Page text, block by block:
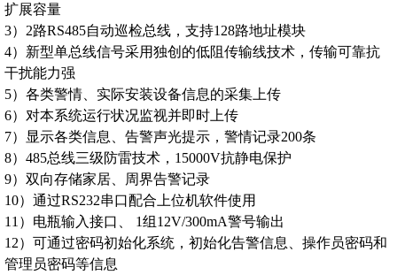
扩展容量
3）2路RS485自动巡检总线，支持128路地址模块
4）新型单总线信号采用独创的低阻传输线技术，传输可靠抗
干扰能力强
5）各类警情、实际安装设备信息的采集上传
6）对本系统运行状况监视并即时上传
7）显示各类信息、告警声光提示，警情记录200条
8）485总线三级防雷技术，15000V抗静电保护
9）双向存储家居、周界告警记录
10）通过RS232串口配合上位机软件使用
11）电瓶输入接口、 1组12V/300mA警号输出
12）可通过密码初始化系统，初始化告警信息、操作员密码和
管理员密码等信息